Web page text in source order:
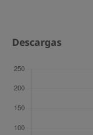
Descargas